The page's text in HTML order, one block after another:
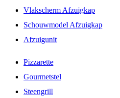
Vlakscherm Afzuigkap
Schouwmodel Afzuigkap
Afzuigunit
Pizzarette
Gourmetstel
Steengrill